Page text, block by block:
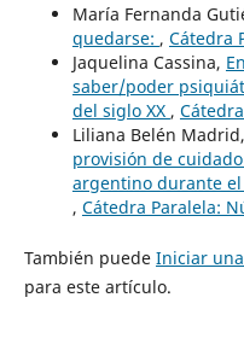
María Fernanda
quedarse: , Cátedra
Jaquelina Cassina,
saber/poder
del siglo XX ,
Liliana Belén Madrid,
provisión de
argentino durante el
, Cátedra Paralela:
También puede Iniciar
para este artículo.